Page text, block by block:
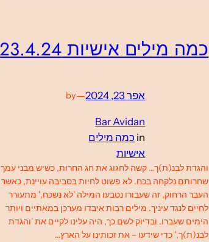
כמה מילים אישיות 23.4.24
אפר 23, 2024 —
by
Bar Avidan
in כמה מילים
אישיות
והגדת לבנ(ת)ך… קשה לחגוג את חג החרות, כשיש מבני עמך
שחרותם נלקחה בכח. לא פשוט לחיות בסביבה עויינת, כאשר
העבר הרחוק, זה שעבורו נטבעו המילה 'לא נשכח,' מתעורר
לחיים לנגד עיניך. מילים רבות איבדו מערכן במאתיים ויותר
הימים שעברו. ובדיוק לשם כך, היה עלינו לקיים את 'והגדת
לבנ(ת)ך,' כדי שידעו – את זכותינו על הארץ…